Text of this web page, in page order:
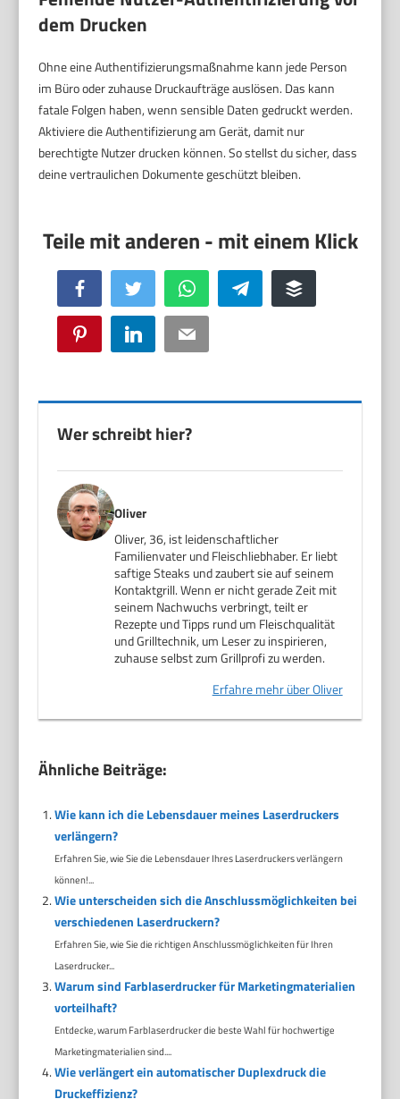
dem Drucken
Ohne eine Authentifizierungsmaßnahme kann jede Person
im Büro oder zuhause Druckaufträge auslösen. Das kann
fatale Folgen haben, wenn sensible Daten gedruckt werden.
Aktiviere die Authentifizierung am Gerät, damit nur
berechtigte Nutzer drucken können. So stellst du sicher, dass
deine vertraulichen Dokumente geschützt bleiben.
Facebook Twitter WhatsApp Telegram Buffer
Pinterest LinkedIn Email
Wer schreibt hier?
Oliver
Oliver, 36, ist leidenschaftlicher
Familienvater und Fleischliebhaber. Er liebt
saftige Steaks und zaubert sie auf seinem
Kontaktgrill. Wenn er nicht gerade Zeit mit
seinem Nachwuchs verbringt, teilt er
Rezepte und Tipps rund um Fleischqualität
und Grilltechnik, um Leser zu inspirieren,
zuhause selbst zum Grillprofi zu werden.
Erfahre mehr über Oliver
Ähnliche Beiträge:
Wie kann ich die Lebensdauer meines Laserdruckers
verlängern?
Erfahren Sie, wie Sie die Lebensdauer Ihres Laserdruckers verlängern
können!...
Wie unterscheiden sich die Anschlussmöglichkeiten bei
verschiedenen Laserdruckern?
Erfahren Sie, wie Sie die richtigen Anschlussmöglichkeiten für Ihren
Laserdrucker...
Warum sind Farblaserdrucker für Marketingmaterialien
vorteilhaft?
Entdecke, warum Farblaserdrucker die beste Wahl für hochwertige
Marketingmaterialien sind....
Wie verlängert ein automatischer Duplexdruck die
Druckeffizienz?